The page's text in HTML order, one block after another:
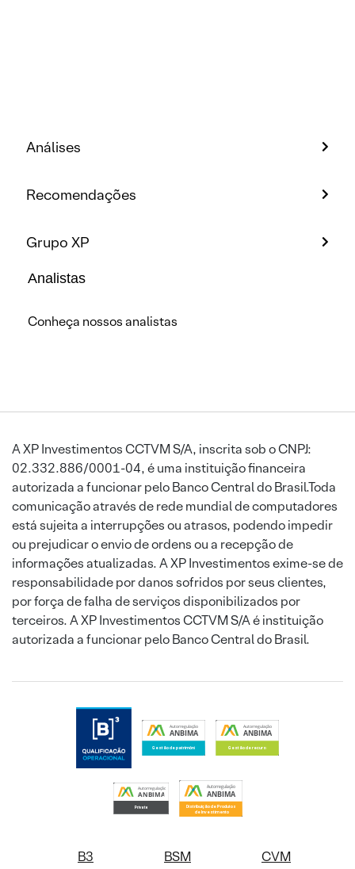
Análises
Recomendações
Grupo XP
Analistas
Conheça nossos analistas
A XP Investimentos CCTVM S/A, inscrita sob o CNPJ:
02.332.886/0001-04, é uma instituição financeira
autorizada a funcionar pelo Banco Central do Brasil.Toda
comunicação através de rede mundial de computadores
está sujeita a interrupções ou atrasos, podendo impedir
ou prejudicar o envio de ordens ou a recepção de
informações atualizadas. A XP Investimentos exime-se de
responsabilidade por danos sofridos por seus clientes,
por força de falha de serviços disponibilizados por
terceiros. A XP Investimentos CCTVM S/A é instituição
autorizada a funcionar pelo Banco Central do Brasil.
B3 BSM CVM